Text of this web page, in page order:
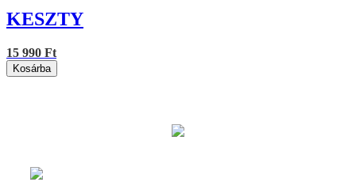
KESZTY
15 990 Ft
Kosárba